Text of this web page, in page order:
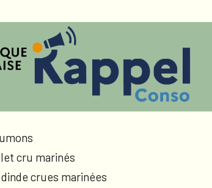
cru marinés
crues marinées